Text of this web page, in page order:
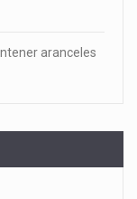
aranceles